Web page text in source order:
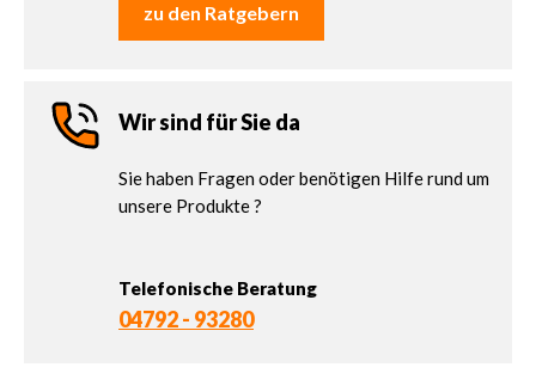
zu den Ratgebern
Wir sind für Sie da
Sie haben Fragen oder benötigen Hilfe rund um
unsere Produkte ?
Telefonische Beratung
04792 - 93280